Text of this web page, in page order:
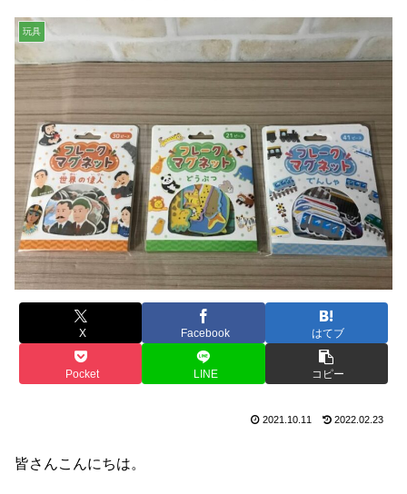
玩具
X Facebook はてブ
Pocket LINE コピー
2021.10.11 2022.02.23
皆さんこんにちは。